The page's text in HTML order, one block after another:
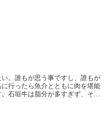
。誰もが思う事ですし、誰もが
行ったら魚介とともに肉を堪能
石垣牛は脂分が多すぎず、それ